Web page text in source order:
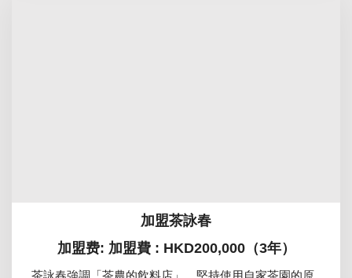
加盟茶詠春
加盟费: 加盟費 : HKD200,000（3年）
茶詠春強調「茶農的飲料店」，堅持使用自家茶園的原